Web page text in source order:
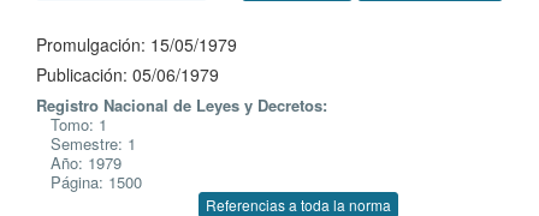
Promulgación: 15/05/1979
Publicación: 05/06/1979
Registro Nacional de Leyes y Decretos:
Tomo: 1
Semestre: 1
Año: 1979
Página: 1500
Referencias a toda la norma